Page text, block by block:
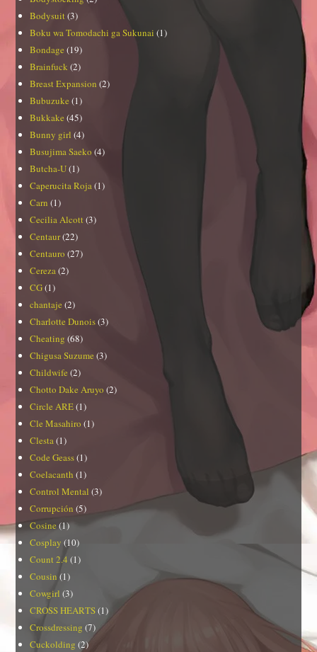
Bodysuit(3)
Boku wa Tomodachi ga Sukunai (1)
Bondage (19)
Brainfuck (2)
Breast Expansion (2)
Bubuzuke (1)
Bukkake (45)
Bunny girl (4)
Busujima Saeko (4)
Butcha-U(1)
Caperucita Roja(1)
Carn (1)
Cecilia Alcott (3)
Centaur(22)
Centauro (27)
Cereza(2)
CG(1)
chantaje (2)
Charlotte Dunois(3)
Cheating (68)
Chigusa Suzume (3)
Childwife (2)
Chotto Dake Aruyo (2)
Circle ARE(1)
Cle Masahiro (1)
Clesta(1)
Code Geass(1)
Coelacanth (1)
Control Mental (3)
Corrupción (5)
Cosine (1)
Cosplay (10)
Count 2.4 (1)
Cousin (1)
Cowgirl (3)
CROSS HEARTS(1)
Crossdressing (7)
Cuckolding (2)